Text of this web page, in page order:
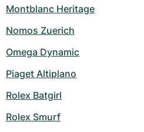
Montblanc Heritage
Nomos Zuerich
Omega Dynamic
Piaget Altiplano
Rolex Batgirl
Rolex Smurf